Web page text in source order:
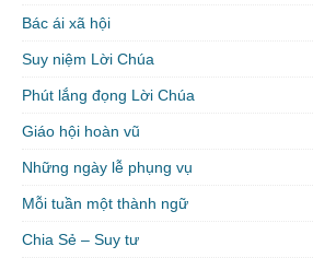
Bác ái xã hội
Suy niệm Lời Chúa
Phút lắng đọng Lời Chúa
Giáo hội hoàn vũ
Những ngày lễ phụng vụ
Mỗi tuần một thành ngữ
Chia Sẻ – Suy tư